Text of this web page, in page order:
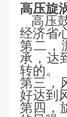
高压旋
高压
经济省
第二，
承，达
转的。
第三，
好达到
第四，